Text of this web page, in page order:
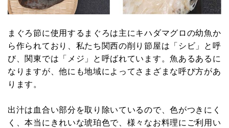
まぐろ節に使用するまぐろは主にキハダマグロの幼魚か
ら作られており、私たち関西の削り節屋は「シビ」と呼
び、関東では「メジ」と呼ばれています。魚あるあるに
なりますが、他にも地域によってさまざまな呼び方があ
ります。
出汁は血合い部分を取り除いているので、色がつきにく
く、本当にきれいな琥珀色で、様々なお料理にご利用い